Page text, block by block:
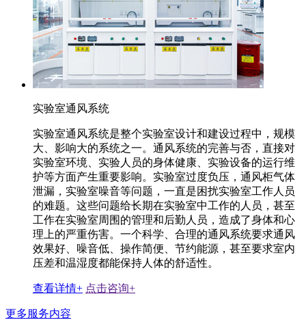
实验室通风系统
实验室通风系统是整个实验室设计和建设过程中，规模
大、影响大的系统之一。通风系统的完善与否，直接对
实验室环境、实验人员的身体健康、实验设备的运行维
护等方面产生重要影响。实验室过度负压，通风柜气体
泄漏，实验室噪音等问题，一直是困扰实验室工作人员
的难题。这些问题给长期在实验室中工作的人员，甚至
工作在实验室周围的管理和后勤人员，造成了身体和心
理上的严重伤害。一个科学、合理的通风系统要求通风
效果好、噪音低、操作简便、节约能源，甚至要求室内
压差和温湿度都能保持人体的舒适性。
查看详情+ 点击咨询+
更多服务内容